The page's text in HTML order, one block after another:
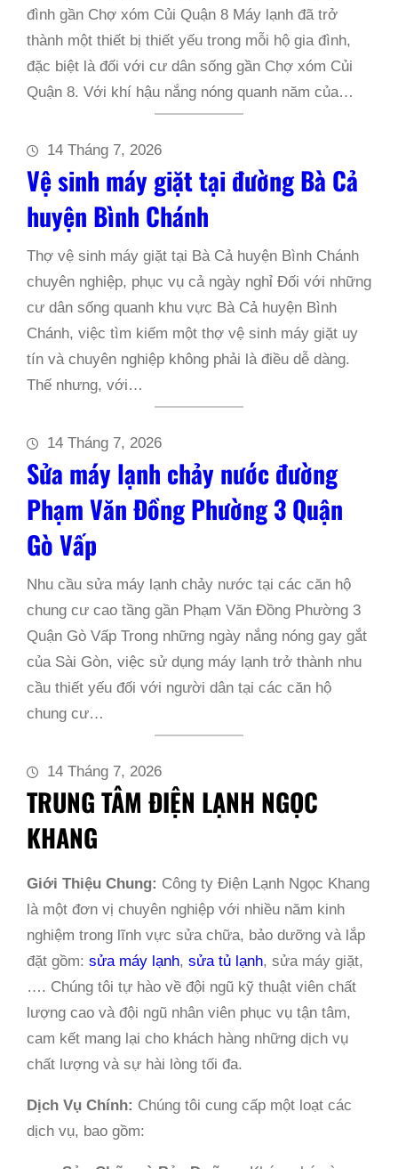
đình gần Chợ xóm Củi Quận 8 Máy lạnh đã trở
thành một thiết bị thiết yếu trong mỗi hộ gia đình,
đặc biệt là đối với cư dân sống gần Chợ xóm Củi
Quận 8. Với khí hậu nắng nóng quanh năm của…
14 Tháng 7, 2026
Vệ sinh máy giặt tại đường Bà Cả
huyện Bình Chánh
Thợ vệ sinh máy giặt tại Bà Cả huyện Bình Chánh
chuyên nghiệp, phục vụ cả ngày nghỉ Đối với những
cư dân sống quanh khu vực Bà Cả huyện Bình
Chánh, việc tìm kiếm một thợ vệ sinh máy giặt uy
tín và chuyên nghiệp không phải là điều dễ dàng.
Thế nhưng, với…
14 Tháng 7, 2026
Sửa máy lạnh chảy nước đường
Phạm Văn Đồng Phường 3 Quận
Gò Vấp
Nhu cầu sửa máy lạnh chảy nước tại các căn hộ
chung cư cao tầng gần Phạm Văn Đồng Phường 3
Quận Gò Vấp Trong những ngày nắng nóng gay gắt
của Sài Gòn, việc sử dụng máy lạnh trở thành nhu
cầu thiết yếu đối với người dân tại các căn hộ
chung cư…
14 Tháng 7, 2026
TRUNG TÂM ĐIỆN LẠNH NGỌC
KHANG
Giới Thiệu Chung: Công ty Điện Lạnh Ngọc Khang
là một đơn vị chuyên nghiệp với nhiều năm kinh
nghiệm trong lĩnh vực sửa chữa, bảo dưỡng và lắp
đặt gồm: sửa máy lạnh, sửa tủ lạnh, sửa máy giặt,
…. Chúng tôi tự hào về đội ngũ kỹ thuật viên chất
lượng cao và đội ngũ nhân viên phục vụ tận tâm,
cam kết mang lại cho khách hàng những dịch vụ
chất lượng và sự hài lòng tối đa.
Dịch Vụ Chính: Chúng tôi cung cấp một loạt các
dịch vụ, bao gồm: